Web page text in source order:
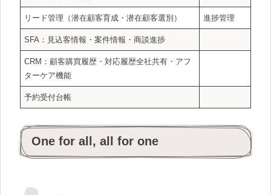
リード管理（潜在顧客育成・潜在顧客選別） 進捗管理
SFA：見込客情報・案件情報・商談進捗
CRM：顧客購買履歴・対応履歴全社共有・アフ
ターケア機能
予約受付台帳
One for all, all for one